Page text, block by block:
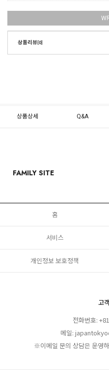
상품리뷰[0]
상품상세 Q&A
홈
서비스
개인정보 보호정책
고
전화번호:
메일:
※이메일 문의 상담은 운영